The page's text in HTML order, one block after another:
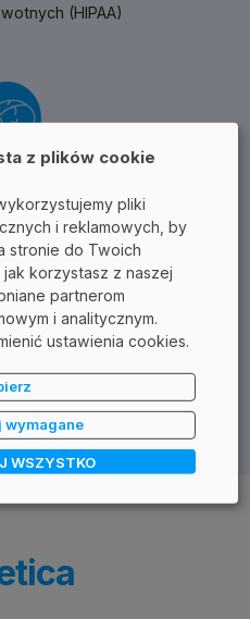
(HIPAA)
oczekiwanej długości
z plików cookie
pliki
i reklamowych, by
stronie do Twoich
korzystasz z naszej
partnerom
i analitycznym.
ustawienia cookies.
wymagane
WSZYSTKO